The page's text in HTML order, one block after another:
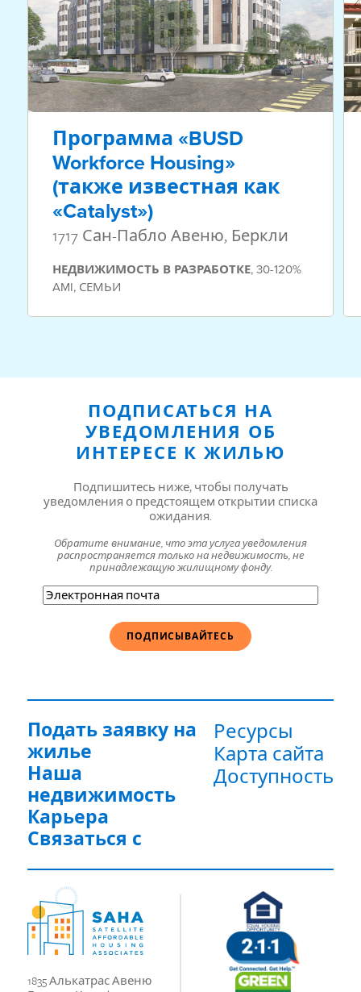
Программа «BUSD
Workforce Housing»
(также известная как
«Catalyst»)
1717 Сан-Пабло Авеню, Беркли
НЕДВИЖИМОСТЬ В РАЗРАБОТКЕ,30-120%
AMI, СЕМЬИ
1835 Алькатрас Авеню
ПОДПИСАТЬСЯ НА
УВЕДОМЛЕНИЯ ОБ
ИНТЕРЕСЕ К ЖИЛЬЮ
Подпишитесь ниже, чтобы получать
уведомления о предстоящем открытии списка
ожидания.
Обратите внимание, что эта услуга уведомления
распространяется только на недвижимость, не
принадлежащую жилищному фонду.
Электронная
почта(Обязательно)
Подать заявку на
жилье
Наша
недвижимость
Карьера
Связаться с
Ресурсы
Карта сайта
Доступность